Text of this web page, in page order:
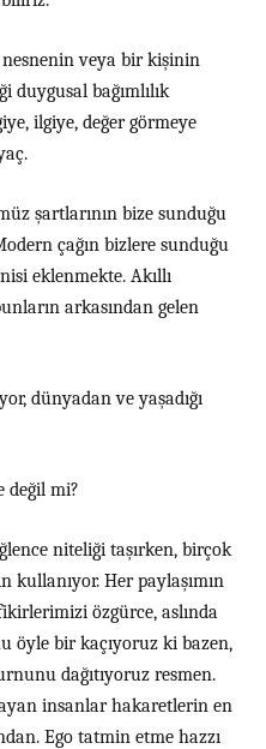
veya bir kişinin
duygusal bağımlılık
ilgiye, değer görmeye
şartlarının bize sunduğu
çağın bizlere sunduğu
eklenmekte. Akıllı
arkasından gelen
dünyadan ve yaşadığı
değil mi?
niteliği taşırken, birçok
kullanıyor. Her paylaşımın
özgürce, aslında
öyle bir kaçıyoruz ki bazen,
dağıtıyoruz resmen.
insanlar hakaretlerin en
Ego tatmin etme hazzı